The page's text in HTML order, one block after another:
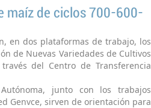
maíz de ciclos 700-600-
en dos plataformas de trabajo, los
de Nuevas Variedades de Cultivos
del Centro de Transferencia
junto con los trabajos
Genvce, sirven de orientación para